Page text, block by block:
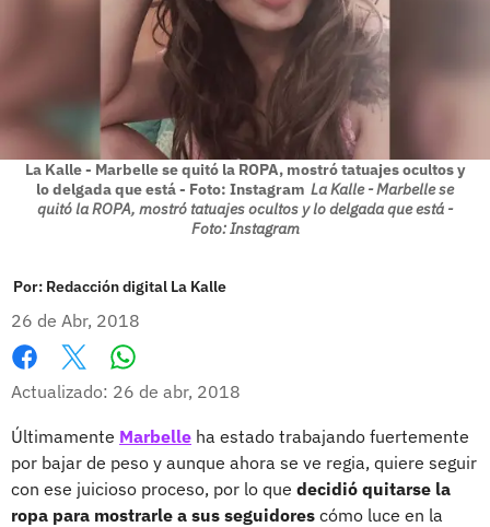
La Kalle - Marbelle se quitó la ROPA, mostró tatuajes ocultos y
lo delgada que está - Foto: Instagram La Kalle - Marbelle se
quitó la ROPA, mostró tatuajes ocultos y lo delgada que está -
Foto: Instagram
Por: Redacción digital La Kalle
26 de Abr, 2018
Facebook
X
Actualizado: 26 de abr, 2018
Últimamente Marbelle ha estado trabajando fuertemente
por bajar de peso y aunque ahora se ve regia, quiere seguir
con ese juicioso proceso, por lo que decidió quitarse la
ropa para mostrarle a sus seguidores cómo luce en la